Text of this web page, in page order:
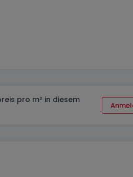
pro m² in diesem